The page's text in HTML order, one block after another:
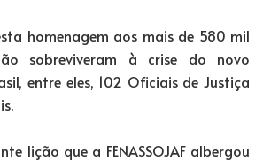
homenagem aos mais de 580 mil
sobreviveram à crise do novo
entre eles, 102 Oficiais de Justiça
lição que a FENASSOJAF albergou